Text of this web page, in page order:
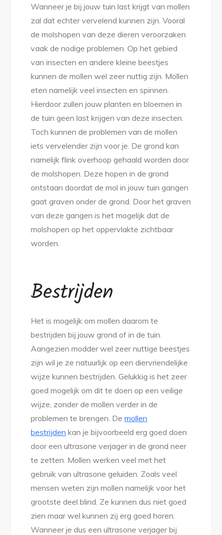
Wanneer je bij jouw tuin last krijgt van mollen
zal dat echter vervelend kunnen zijn. Vooral
de molshopen van deze dieren veroorzaken
vaak de nodige problemen. Op het gebied
van insecten en andere kleine beestjes
kunnen de mollen wel zeer nuttig zijn. Mollen
eten namelijk veel insecten en spinnen.
Hierdoor zullen jouw planten en bloemen in
de tuin geen last krijgen van deze insecten.
Toch kunnen de problemen van de mollen
iets vervelender zijn voor je. De grond kan
namelijk flink overhoop gehaald worden door
de molshopen. Deze hopen in de grond
ontstaan doordat de mol in jouw tuin gangen
gaat graven onder de grond. Door het graven
van deze gangen is het mogelijk dat de
molshopen op het oppervlakte zichtbaar
worden.
Bestrijden
Het is mogelijk om mollen daarom te
bestrijden bij jouw grond of in de tuin.
Aangezien modder wel zeer nuttige beestjes
zijn wil je ze natuurlijk op een diervriendelijke
wijze kunnen bestrijden. Gelukkig is het zeer
goed mogelijk om dit te doen op een veilige
wijze, zonder de mollen verder in de
problemen te brengen. Demollen
bestrijden kan je bijvoorbeeld erg goed doen
door een ultrasone verjager in de grond neer
te zetten. Mollen werken veel met het
gebruik van ultrasone geluiden. Zoals veel
mensen weten zijn mollen namelijk voor het
grootste deel blind. Ze kunnen dus niet goed
zien maar wel kunnen zij erg goed horen.
Wanneer je dus een ultrasone verjager bij